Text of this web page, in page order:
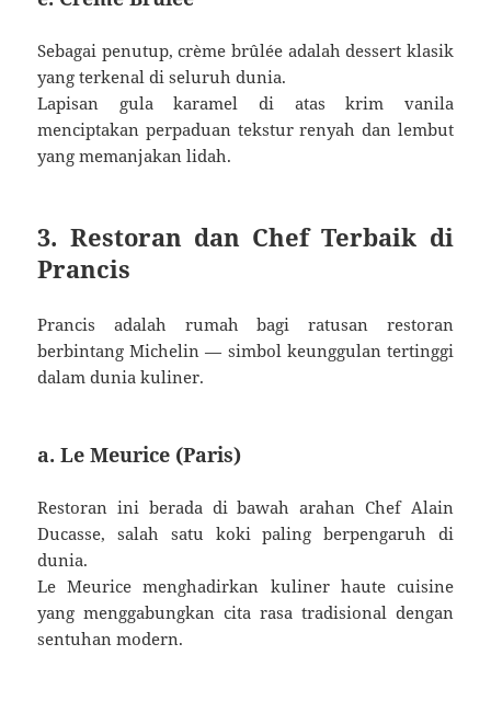
Sebagai penutup, crème brûlée adalah dessert klasik
yang terkenal di seluruh dunia.
Lapisan gula karamel di atas krim vanila
menciptakan perpaduan tekstur renyah dan lembut
yang memanjakan lidah.
3. Restoran dan Chef Terbaik di
Prancis
Prancis adalah rumah bagi ratusan restoran
berbintang Michelin — simbol keunggulan tertinggi
dalam dunia kuliner.
a. Le Meurice (Paris)
Restoran ini berada di bawah arahan Chef Alain
Ducasse, salah satu koki paling berpengaruh di
dunia.
Le Meurice menghadirkan kuliner haute cuisine
yang menggabungkan cita rasa tradisional dengan
sentuhan modern.